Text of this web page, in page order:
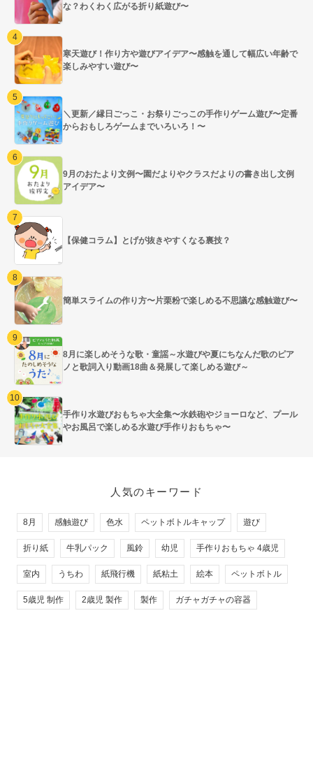
な？わくわく広がる折り紙遊び〜
寒天遊び！作り方や遊びアイデア〜感触を通して幅広い年齢で
楽しみやすい遊び〜
＼更新／縁日ごっこ・お祭りごっこの手作りゲーム遊び〜定番
からおもしろゲームまでいろいろ！〜
9月のおたより文例〜園だよりやクラスだよりの書き出し文例
アイデア〜
【保健コラム】とげが抜きやすくなる裏技？
簡単スライムの作り方〜片栗粉で楽しめる不思議な感触遊び〜
8月に楽しめそうな歌・童謡～水遊びや夏にちなんだ歌のピア
ノと歌詞入り動画18曲＆発展して楽しめる遊び～
手作り水遊びおもちゃ大全集〜水鉄砲やジョーロなど、プール
やお風呂で楽しめる水遊び手作りおもちゃ〜
人気のキーワード
8月 感触遊び 色水 ペットボトルキャップ 遊び
折り紙 牛乳パック 風鈴 幼児 手作りおもちゃ 4歳児
室内 うちわ 紙飛行機 紙粘土 絵本 ペットボトル
5歳児 制作 2歳児 製作 製作 ガチャガチャの容器